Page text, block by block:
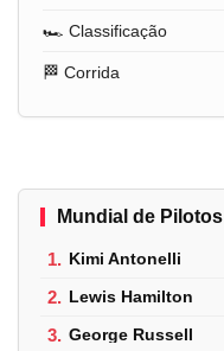
🏎️ Classificação
🏁 Corrida
Mundial de Pilotos
1. Kimi Antonelli
2. Lewis Hamilton
3. George Russell